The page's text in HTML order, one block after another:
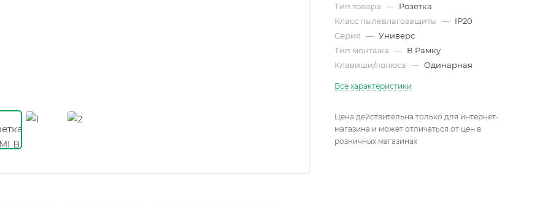
Тип товара — Розетка
Класс пылевлагозащиты — IP20
Серия — Универс
Тип монтажа — В Рамку
Клавиши/полюса — Одинарная
Все характеристики
Цена действительна только для интернет-
магазина и может отличаться от цен в
розничных магазинах